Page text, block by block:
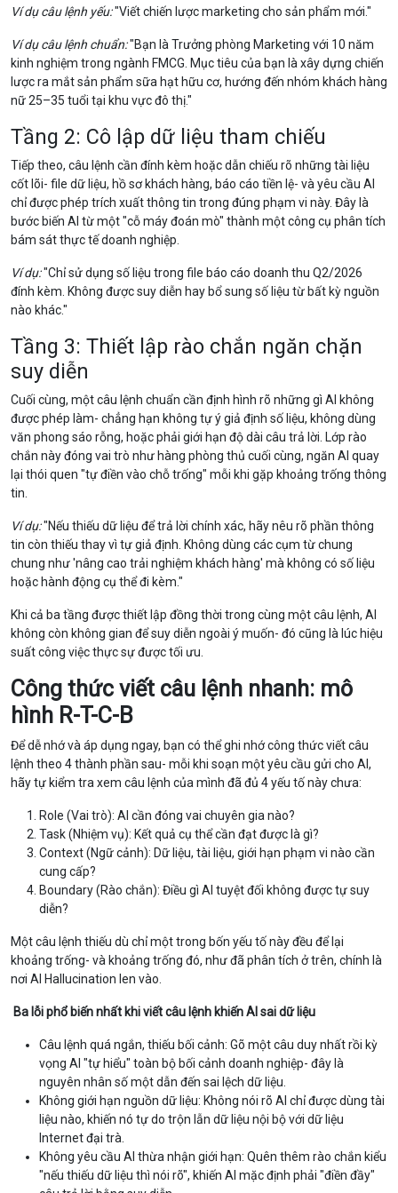
Ví dụ câu lệnh yếu:"Viết chiến lược marketing cho sản phẩm mới."
Ví dụ câu lệnh chuẩn:"Bạn là Trưởng phòng Marketing với 10 năm
kinh nghiệm trong ngành FMCG. Mục tiêu của bạn là xây dựng chiến
lược ra mắt sản phẩm sữa hạt hữu cơ, hướng đến nhóm khách hàng
nữ 25–35 tuổi tại khu vực đô thị."
Tầng 2: Cô lập dữ liệu tham chiếu
Tiếp theo, câu lệnh cần đính kèm hoặc dẫn chiếu rõ những tài liệu
cốt lõi- file dữ liệu, hồ sơ khách hàng, báo cáo tiền lệ- và yêu cầu AI
chỉ được phép trích xuất thông tin trong đúng phạm vi này. Đây là
bước biến AI từ một "cỗ máy đoán mò" thành một công cụ phân tích
bám sát thực tế doanh nghiệp.
Ví dụ:"Chỉ sử dụng số liệu trong file báo cáo doanh thu Q2/2026
đính kèm. Không được suy diễn hay bổ sung số liệu từ bất kỳ nguồn
nào khác."
Tầng 3: Thiết lập rào chắn ngăn chặn
suy diễn
Cuối cùng, một câu lệnh chuẩn cần định hình rõ những gì AI không
được phép làm- chẳng hạn không tự ý giả định số liệu, không dùng
văn phong sáo rỗng, hoặc phải giới hạn độ dài câu trả lời. Lớp rào
chắn này đóng vai trò như hàng phòng thủ cuối cùng, ngăn AI quay
lại thói quen "tự điền vào chỗ trống" mỗi khi gặp khoảng trống thông
tin.
Ví dụ:"Nếu thiếu dữ liệu để trả lời chính xác, hãy nêu rõ phần thông
tin còn thiếu thay vì tự giả định. Không dùng các cụm từ chung
chung như 'nâng cao trải nghiệm khách hàng' mà không có số liệu
hoặc hành động cụ thể đi kèm."
Khi cả ba tầng được thiết lập đồng thời trong cùng một câu lệnh, AI
không còn không gian để suy diễn ngoài ý muốn- đó cũng là lúc hiệu
suất công việc thực sự được tối ưu.
Công thức viết câu lệnh nhanh: mô
hình R-T-C-B
Để dễ nhớ và áp dụng ngay, bạn có thể ghi nhớ công thức viết câu
lệnh theo 4 thành phần sau- mỗi khi soạn một yêu cầu gửi cho AI,
hãy tự kiểm tra xem câu lệnh của mình đã đủ 4 yếu tố này chưa:
Role (Vai trò): AI cần đóng vai chuyên gia nào?
Task (Nhiệm vụ): Kết quả cụ thể cần đạt được là gì?
Context (Ngữ cảnh): Dữ liệu, tài liệu, giới hạn phạm vi nào cần
cung cấp?
Boundary (Rào chắn): Điều gì AI tuyệt đối không được tự suy
diễn?
Một câu lệnh thiếu dù chỉ một trong bốn yếu tố này đều để lại
khoảng trống- và khoảng trống đó, như đã phân tích ở trên, chính là
nơi AI Hallucination len vào.
Ba lỗi phổ biến nhất khi viết câu lệnh khiến AI sai dữ liệu
Câu lệnh quá ngắn, thiếu bối cảnh: Gõ một câu duy nhất rồi kỳ
vọng AI "tự hiểu" toàn bộ bối cảnh doanh nghiệp- đây là
nguyên nhân số một dẫn đến sai lệch dữ liệu.
Không giới hạn nguồn dữ liệu: Không nói rõ AI chỉ được dùng tài
liệu nào, khiến nó tự do trộn lẫn dữ liệu nội bộ với dữ liệu
Internet đại trà.
Không yêu cầu AI thừa nhận giới hạn: Quên thêm rào chắn kiểu
"nếu thiếu dữ liệu thì nói rõ", khiến AI mặc định phải "điền đầy"